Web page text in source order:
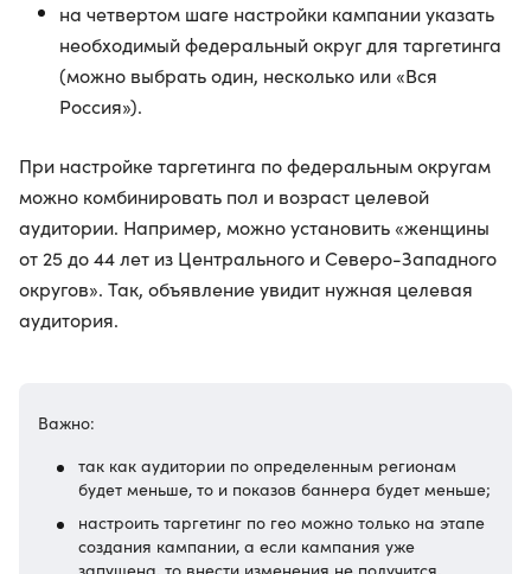
на четвертом шаге настройки кампании указать
необходимый федеральный округ для таргетинга
(можно выбрать один, несколько или «Вся
Россия»).
При настройке таргетинга по федеральным округам
можно комбинировать пол и возраст целевой
аудитории. Например, можно установить «женщины
от 25 до 44 лет из Центрального и Северо-Западного
округов». Так, объявление увидит нужная целевая
аудитория.
Важно:
так как аудитории по определенным регионам
будет меньше, то и показов баннера будет меньше;
настроить таргетинг по гео можно только на этапе
создания кампании, а если кампания уже